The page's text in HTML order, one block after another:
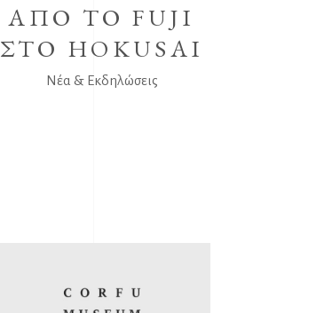
ΑΠΌ ΤΟ FUJI
ΣΤΟ HOKUSAI
Νέα & Εκδηλώσεις